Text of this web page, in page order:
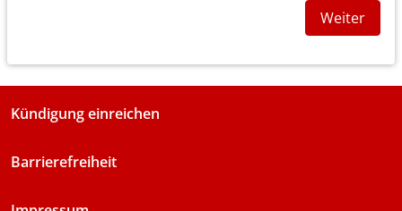
Weiter
Kündigung einreichen
Barrierefreiheit